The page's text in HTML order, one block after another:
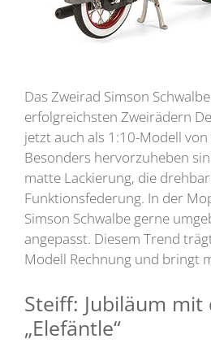
Das Zweirad Simson
erfolgreichsten Zweirädern
jetzt auch als 1:10-Modell
Besonders hervorzuheben
matte Lackierung, die
Funktionsfederung. In der
Simson Schwalbe gerne
angepasst. Diesem Trend
Modell Rechnung und bringt
Steiff: Jubiläum mit
„Elefäntle“